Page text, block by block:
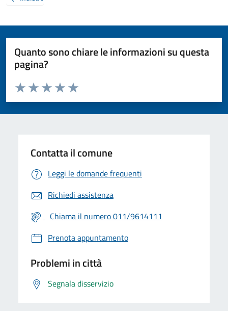
Quanto sono chiare le informazioni su questa
pagina?
Valuta da 1 a 5 stelle la pagina
Valuta 5 stelle su 5
Valuta 4 stelle su 5
Valuta 3 stelle su 5
Valuta 2 stelle su 5
Valuta 1 stelle su 5
Contatta il comune
Leggi le domande frequenti
Richiedi assistenza
Chiama il numero 011/9614111
Prenota appuntamento
Problemi in città
Segnala disservizio